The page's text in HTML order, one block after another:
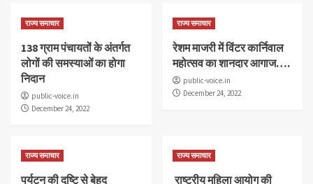
Blog
राज्य समाचार
138 ग्राम पंचायतों के अंतर्गत
लोगों की समस्याओं का होगा
निदान
public-voice.in
December 24, 2022
राज्य समाचार
रेशम माजरी में विंटर कार्निवाल
महोत्सव का शानदार आगाज….
public-voice.in
December 24, 2022
राज्य समाचार
पर्यटन की दृष्टि से बेहद
राज्य समाचार
राष्ट्रीय महिला आयोग की